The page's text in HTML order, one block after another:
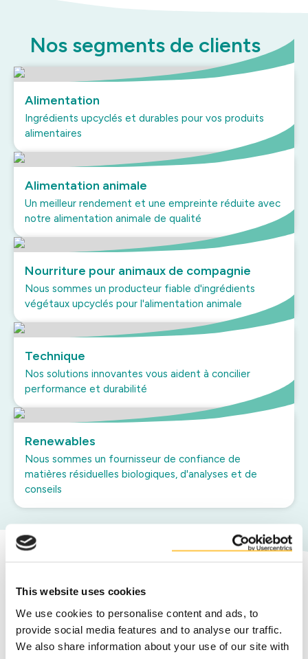
This website uses cookies
We use cookies to personalise content and ads, to
provide social media features and to analyse our traffic.
We also share information about your use of our site with
Nos segments de clients
Alimentation
Ingrédients upcyclés et durables pour vos produits
alimentaires
Alimentation animale
Un meilleur rendement et une empreinte réduite avec
notre alimentation animale de qualité
Nourriture pour animaux de compagnie
Nous sommes un producteur fiable d'ingrédients
végétaux upcyclés pour l'alimentation animale
Technique
Nos solutions innovantes vous aident à concilier
performance et durabilité
Renewables
Nous sommes un fournisseur de confiance de
matières résiduelles biologiques, d'analyses et de
conseils
Nous misons sur nos partenaires
de coproduits
Duynie est le partenaire incontournable
des principaux producteurs de coproduits